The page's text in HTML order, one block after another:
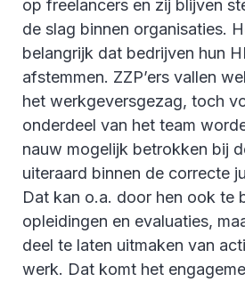
op freelancers en zij blijven
de slag binnen organisaties.
belangrijk dat bedrijven hun
afstemmen. ZZP’ers vallen
het werkgeversgezag, toch
onderdeel van het team
nauw mogelijk betrokken bij
uiteraard binnen de correcte
Dat kan o.a. door hen ook te
opleidingen en evaluaties,
deel te laten uitmaken van
werk. Dat komt het